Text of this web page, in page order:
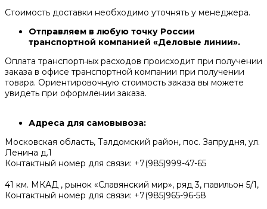
Стоимость доставки необходимо уточнять у менеджера.
Отправляем в любую точку России
транспортной компанией «Деловые линии».
Оплата транспортных расходов происходит при получении
заказа в офисе транспортной компании при получении
товара. Ориентировочную стоимость заказа вы можете
увидеть при оформлении заказа.
Адреса для самовывоза:
Московская область, Талдомский район, пос. Запрудня, ул.
Ленина д.1
Контактный номер для связи: +7(985)999-47-65
41 км. МКАД , рынок «Славянский мир», ряд 3, павильон 5/1,
Контактный номер для связи: +7(985)965-96-58